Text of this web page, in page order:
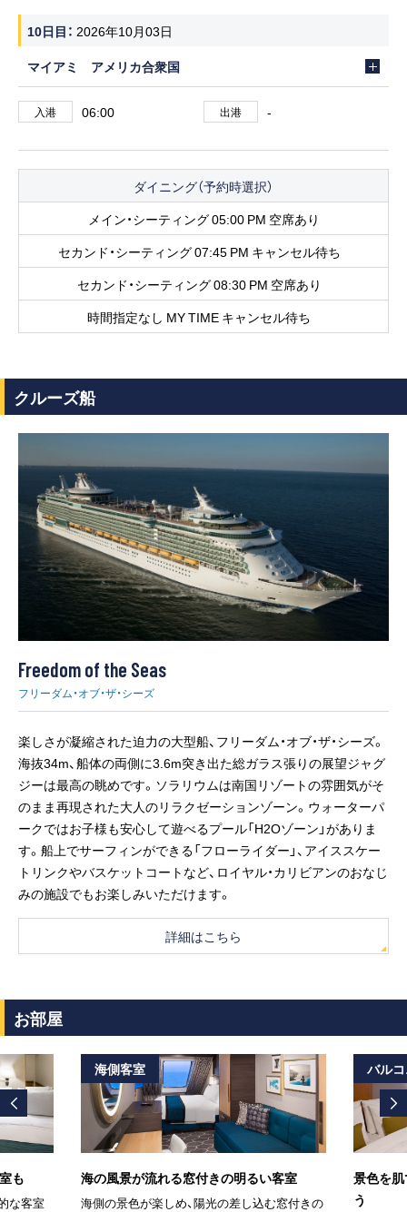
10日目
2026年10月03日
マイアミ アメリカ合衆国
入港 06:00 出港 -
ダイニング（予約時選択）
メイン・シーティング 05:00 PM 空席あり
セカンド・シーティング 07:45 PM キャンセル待ち
セカンド・シーティング 08:30 PM 空席あり
時間指定なし MY TIME キャンセル待ち
クルーズ船
Freedom of the Seas
フリーダム・オブ・ザ・シーズ
楽しさが凝縮された迫力の大型船、フリーダム・オブ・ザ・シーズ。
海抜34m、船体の両側に3.6m突き出た総ガラス張りの展望ジャグ
ジーは最高の眺めです。ソラリウムは南国リゾートの雰囲気がそ
のまま再現された大人のリラクゼーションゾーン。ウォーターパ
ークではお子様も安心して遊べるプール「H2Oゾーン」がありま
す。船上でサーフィンができる「フローライダー」、アイススケー
トリンクやバスケットコートなど、ロイヤル・カリビアンのおなじ
みの施設でもお楽しみいただけます。
詳細はこちら
お部屋
も
な客室
海側客室
海の風景が流れる窓付きの明るい客室
海側の景色が楽しめ、陽光の差し込む窓付きの
バル
景色を
う